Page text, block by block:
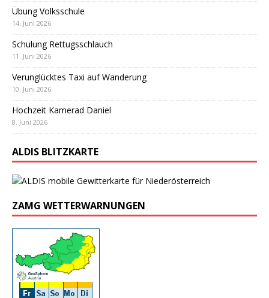
Übung Volksschule
14. Juni 2026
Schulung Rettugsschlauch
11. Juni 2026
Verunglücktes Taxi auf Wanderung
10. Juni 2026
Hochzeit Kamerad Daniel
8. Juni 2026
ALDIS BLITZKARTE
ZAMG WETTERWARNUNGEN